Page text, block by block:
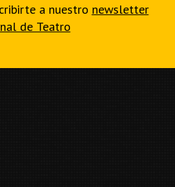
a nuestro newsletter
de Teatro